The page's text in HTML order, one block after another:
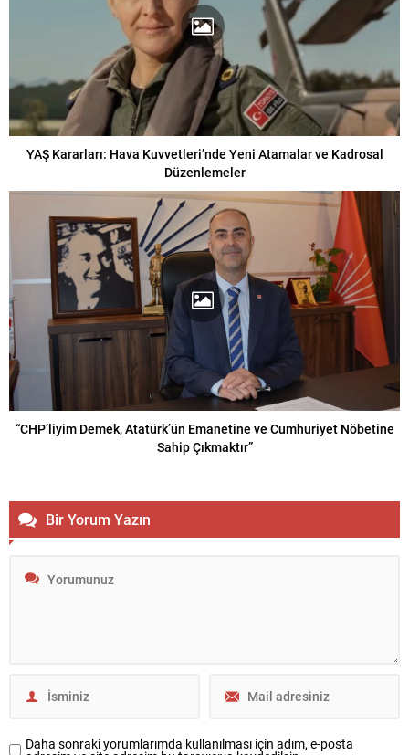
YAŞ Kararları: Hava Kuvvetleri’nde Yeni Atamalar ve Kadrosal
Düzenlemeler
“CHP’liyim Demek, Atatürk’ün Emanetine ve Cumhuriyet Nöbetine
Sahip Çıkmaktır”
Bir Yorum Yazın
Daha sonraki yorumlarımda kullanılması için adım, e-posta